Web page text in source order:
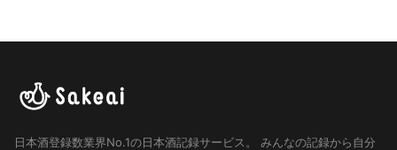
日本酒登録数業界No.1の日本酒記録サービス。
みんなの記録から自分